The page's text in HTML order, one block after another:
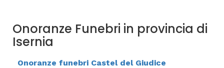
Onoranze Funebri in provincia di
Isernia
Onoranze funebri Castel del Giudice